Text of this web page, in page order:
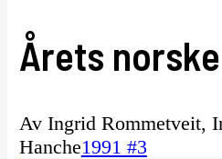
Årets
Av Ingrid Rommetveit,
Hanche1991 #3